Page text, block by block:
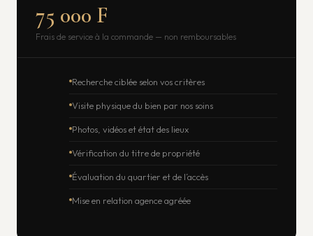
75 000 F
Frais de service à la commande — non remboursables
Recherche ciblée selon vos critères
Visite physique du bien par nos soins
Photos, vidéos et état des lieux
Vérification du titre de propriété
Évaluation du quartier et de l’accès
Mise en relation agence agréée